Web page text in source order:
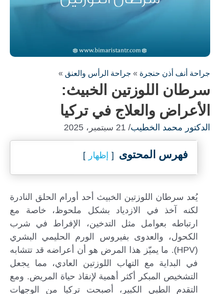
جراحة أنف أذن حنجرة » جراحة الرأس والعنق »
سرطان اللوزتين الخبيث:
الأعراض والعلاج في تركيا
الدكتور محمد الخطيب/ 21 سبتمبر، 2025
فهرس المحتوى إظهار
يُعد سرطان اللوزتين الخبيث أحد أورام الحلق النادرة
لكنه آخذ في الازدياد بشكل ملحوظ، خاصة مع
ارتباطه بعوامل مثل التدخين، الإفراط في شرب
الكحول، والعدوى بفيروس الورم الحليمي البشري
(HPV). ما يميّز هذا المرض هو أن أعراضه قد تتشابه
في البداية مع التهاب اللوزتين العادي، مما يجعل
التشخيص المبكر أكثر أهمية لإنقاذ حياة المريض. ومع
التقدم الطبي الكبير، أصبحت تركيا من الوجهات
املأ النموذج لاستشارة مجانية !
سنكون على اتصال معك في أسرع وقت ممكن